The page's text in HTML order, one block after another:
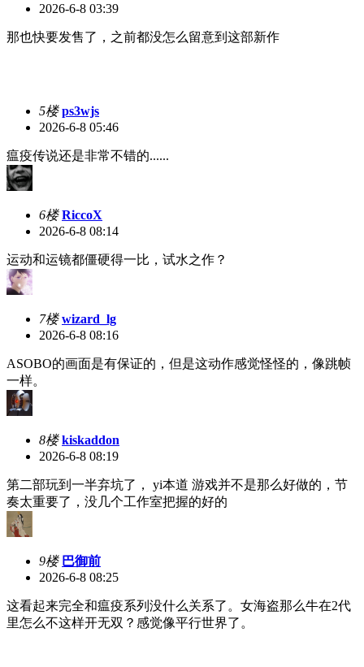
2026-6-8 03:39
那也快要发售了，之前都没怎么留意到这部新作
5楼 ps3wjs
2026-6-8 05:46
瘟疫传说还是非常不错的......
6楼 RiccoX
2026-6-8 08:14
运动和运镜都僵硬得一比，试水之作？
7楼 wizard_lg
2026-6-8 08:16
ASOBO的画面是有保证的，但是这动作感觉怪怪的，像跳帧
一样。
8楼 kiskaddon
2026-6-8 08:19
第二部玩到一半弃坑了， yi本道 游戏并不是那么好做的，节
奏太重要了，没几个工作室把握的好的
9楼 巴御前
2026-6-8 08:25
这看起来完全和瘟疫系列没什么关系了。女海盗那么牛在2代
里怎么不这样开无双？感觉像平行世界了。